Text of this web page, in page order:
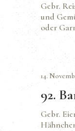
Gebr.
und
oder
14.
92.
Gebr.